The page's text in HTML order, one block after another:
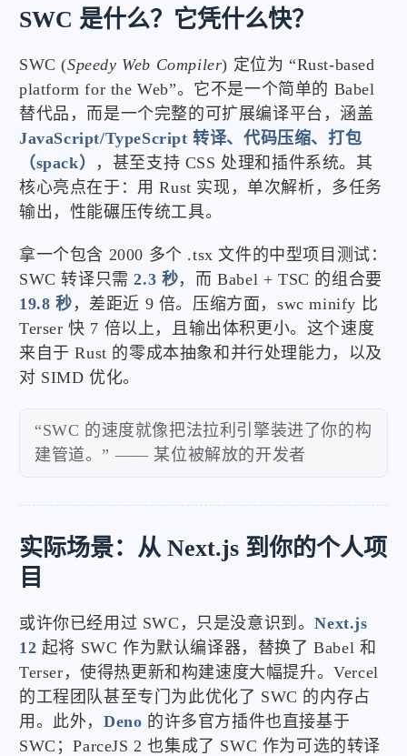
SWC 是什么？它凭什么快？
SWC (Speedy Web Compiler) 定位为 “Rust-based
platform for the Web”。它不是一个简单的 Babel
替代品，而是一个完整的可扩展编译平台，涵盖
JavaScript/TypeScript 转译、代码压缩、打包
（spack）
，甚至支持 CSS 处理和插件系统。其
核心亮点在于：用 Rust 实现，单次解析，多任务
输出，性能碾压传统工具。
拿一个包含 2000 多个 .tsx 文件的中型项目测试：
SWC 转译只需2.3 秒，而 Babel + TSC 的组合要
19.8 秒 ，差距近 9 倍。压缩方面，swc minify 比
Terser 快 7 倍以上，且输出体积更小。这个速度
来自于 Rust 的零成本抽象和并行处理能力，以及
对 SIMD 优化。
“SWC 的速度就像把法拉利引擎装进了你的构
建管道。” —— 某位被解放的开发者
实际场景：从 Next.js 到你的个人项
目
或许你已经用过 SWC，只是没意识到。Next.js
12 起将 SWC 作为默认编译器，替换了 Babel 和
Terser，使得热更新和构建速度大幅提升。Vercel
的工程团队甚至专门为此优化了 SWC 的内存占
用。此外， Deno 的许多官方插件也直接基于
SWC；ParceJS 2 也集成了 SWC 作为可选的转译